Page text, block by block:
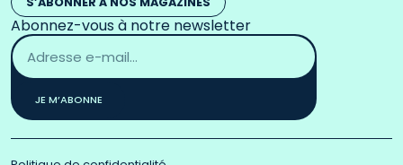
Abonnez-vous à notre newsletter
Adresse
email
*
JE M’ABONNE